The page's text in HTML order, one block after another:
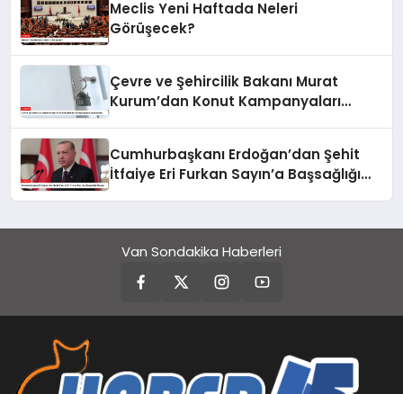
Meclis Yeni Haftada Neleri
Görüşecek?
Çevre ve Şehircilik Bakanı Murat
Kurum’dan Konut Kampanyaları
Cumhurbaşkanı Erdoğan’dan Şehit
İtfaiye Eri Furkan Sayın’a Başsağlığı
Van Sondakika Haberleri